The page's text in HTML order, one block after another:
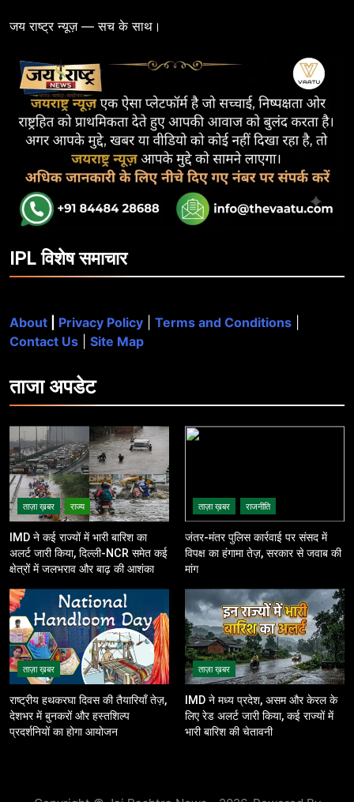
जय राष्ट्र न्यूज़ — सच के साथ।
IPL विशेष समाचार
About Privacy Policy Terms and Conditions
Contact Us
Site Map
ताजाअपडेट
ताज़ा ख़बर राज्य
IMD ने कई राज्यों में भारी बारिश का
अलर्ट जारी किया, दिल्ली-NCR समेत कई
क्षेत्रों में जलभराव और बाढ़ की आशंका
ताज़ा ख़बर राजनीति
जंतर-मंतर पुलिस कार्रवाई पर संसद में
विपक्ष का हंगामा तेज़, सरकार से जवाब की
मांग
ताज़ा ख़बर
राष्ट्रीय हथकरघा दिवस की तैयारियाँ तेज़,
देशभर में बुनकरों और हस्तशिल्प
प्रदर्शनियों का होगा आयोजन
ताज़ा ख़बर
IMD ने मध्य प्रदेश, असम और केरल के
लिए रेड अलर्ट जारी किया, कई राज्यों में
भारी बारिश की चेतावनी